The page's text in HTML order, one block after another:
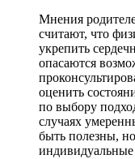
Мнения
считают, что
укрепить
опасаются
оценить
по выбору
случаях
быть полезны,
индивидуальные